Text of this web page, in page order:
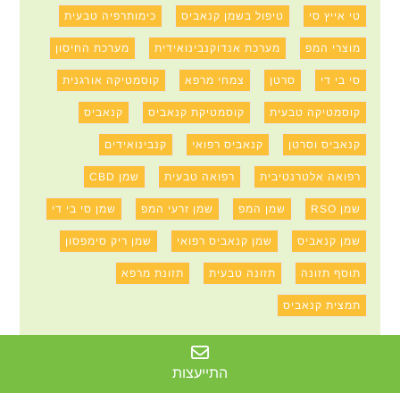
טי אייץ סי טיפול בשמן קנאביס כימותרפיה טבעית
מוצרי המפ מערכת אנדוקנבינואידית מערכת החיסון
סי בי די סרטן צמחי מרפא קוסמטיקה אורגנית
קוסמטיקה טבעית קוסמטיקת קנאביס קנאביס
קנאביס וסרטן קנאביס רפואי קנבינואידים
רפואה אלטרנטיבית רפואה טבעית שמן CBD
שמן RSO שמן המפ שמן זרעי המפ שמן סי בי די
שמן קנאביס שמן קנאביס רפואי שמן ריק סימפסון
תוסף תזונה תזונה טבעית תזונת מרפא
תמצית קנאביס
התייעצות